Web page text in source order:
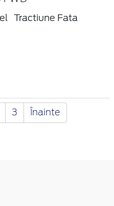
Tractiune Fata
3 Înainte